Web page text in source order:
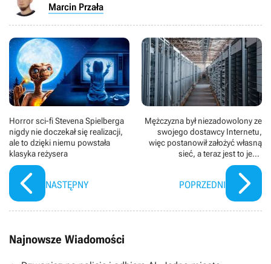
Marcin Przała
Horror sci-fi Stevena Spielberga
nigdy nie doczekał się realizacji,
ale to dzięki niemu powstała
klasyka reżysera
NASTĘPNY
Mężczyzna był niezadowolony ze
swojego dostawcy Internetu,
więc postanowił założyć własną
sieć, a teraz jest to jego
konkurencja
POPRZEDNI
Najnowsze Wiadomości